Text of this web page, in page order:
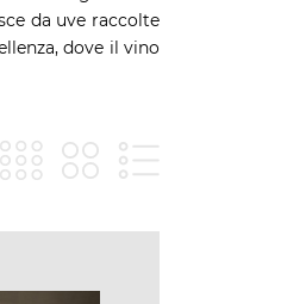
da uve raccolte
dove il vino